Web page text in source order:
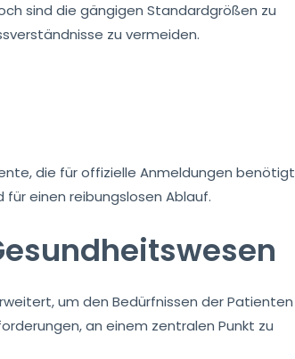
sind die gängigen Standardgrößen zu
zu vermeiden.
die für offizielle Anmeldungen benötigt
einen reibungslosen Ablauf.
um den Bedürfnissen der Patienten
an einem zentralen Punkt zu